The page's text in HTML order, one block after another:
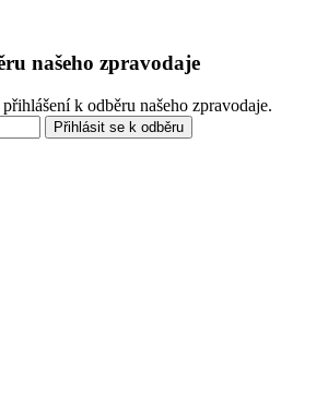
našeho zpravodaje
k odběru našeho zpravodaje.
Přihlásit se k odběru